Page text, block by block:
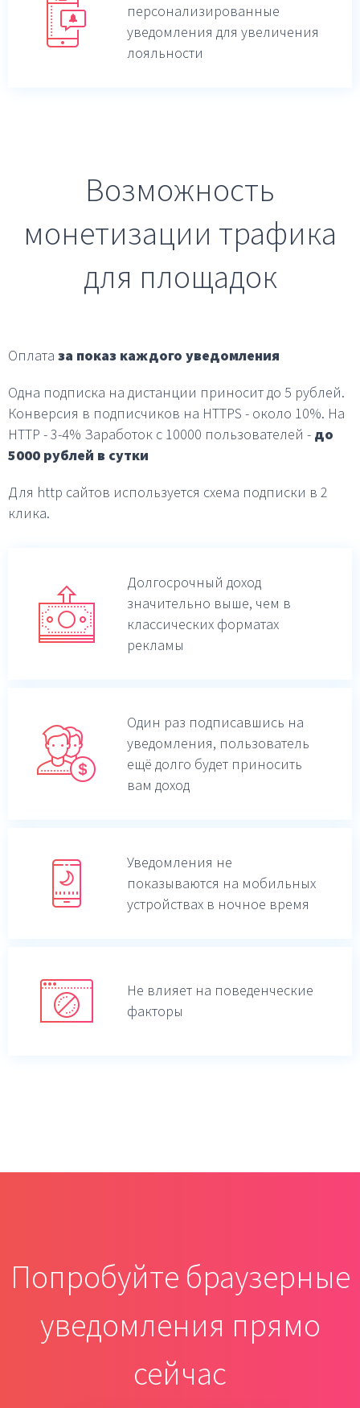
персонализированные
уведомления для увеличения
лояльности
Возможность
монетизации трафика
для площадок
Оплата за показ каждого уведомления
Одна подписка на дистанции приносит до 5 рублей.
Конверсия в подписчиков на HTTPS - около 10%. На
HTTP - 3-4% Заработок с 10000 пользователей - до
5000 рублей в сутки
Для http сайтов используется схема подписки в 2
клика.
Долгосрочный доход
значительно выше, чем в
классических форматах
рекламы
Один раз подписавшись на
уведомления, пользователь
ещё долго будет приносить
вам доход
Уведомления не
показываются на мобильных
устройствах в ночное время
Не влияет на поведенческие
факторы
Попробуйте браузерные
уведомления прямо
сейчас